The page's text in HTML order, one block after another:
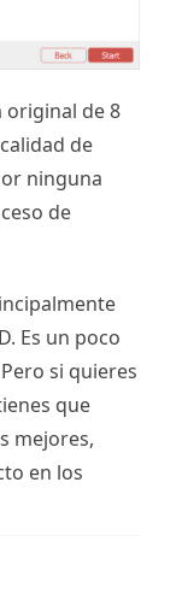
original de 8
de
ninguna
de
Es un poco
si quieres
que
mejores,
en los